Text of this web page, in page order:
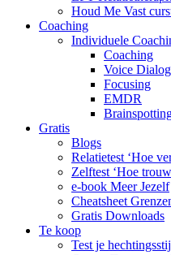
Houd Me Vast
Coaching
Individuele
Coaching
Voice
Focusing
EMDR
Gratis
Blogs
Relatietest ‘Hoe
Zelftest ‘Hoe
e-book Meer Jezelf
Cheatsheet
Gratis Downloads
Te koop
Test je